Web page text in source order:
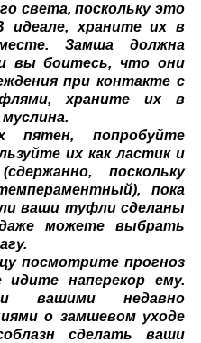
света, поскольку это
идеале, храните их в
Замша должна
вы боитесь, что они
при контакте с
храните их в
муслина.
пятен, попробуйте
их как ластик и
поскольку
пока
ваши туфли сделаны
можете выбрать
посмотрите прогноз
наперекор ему.
вашими недавно
о замшевом уходе
сделать ваши